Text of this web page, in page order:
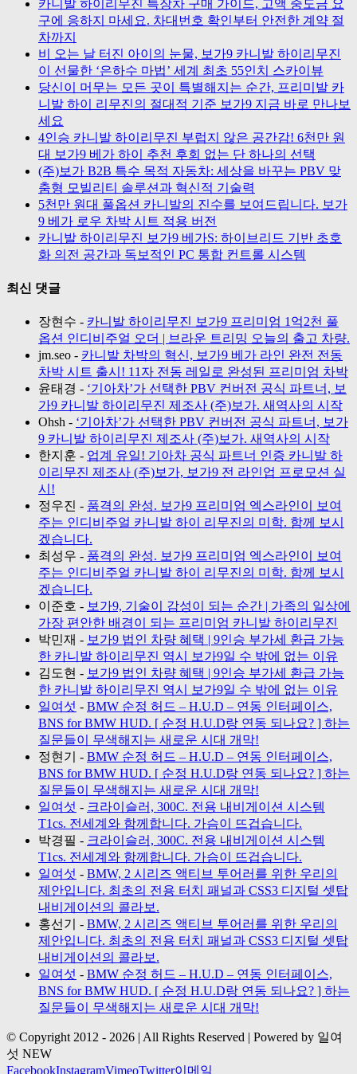
카니발 하이리무진 특장차 구매 가이드, 고액 중도금 요
구에 응하지 마세요. 차대번호 확인부터 안전한 계약 절
차까지
비 오는 날 터진 아이의 눈물, 보가9 카니발 하이리무진
이 선물한 ‘은하수 마법’ 세계 최초 55인치 스카이뷰
당신이 머무는 모든 곳이 특별해지는 순간, 프리미발 카
니발 하이 리무진의 절대적 기준 보가9 지금 바로 만나보
세요
4인승 카니발 하이리무진 부럽지 않은 공간감! 6천만 원
대 보가9 베가 하이 추천 후회 없는 단 하나의 선택
(주)보가 B2B 특수 목적 자동차: 세상을 바꾸는 PBV 맞
춤형 모빌리티 솔루션과 혁신적 기술력
5천만 원대 풀옵션 카니발의 진수를 보여드립니다. 보가
9 베가 로우 차박 시트 적용 버전
카니발 하이리무진 보가9 베가S: 하이브리드 기반 초호
화 의전 공간과 독보적인 PC 통합 컨트롤 시스템
최신 댓글
장현수 - 카니발 하이리무진 보가9 프리미엄 1억2천 풀
옵션 인디비주얼 오더 | 브라운 트리밍 오늘의 출고 차량.
jm.seo - 카니발 차박의 혁신, 보가9 베가 라인 완전 전동
차박 시트 출시! 11자 전동 레일로 완성된 프리미엄 차박
윤태경 - ‘기아차’가 선택한 PBV 컨버전 공식 파트너, 보
가9 카니발 하이리무진 제조사 (주)보가. 새역사의 시작
Ohsh - ‘기아차’가 선택한 PBV 컨버전 공식 파트너, 보가
9 카니발 하이리무진 제조사 (주)보가. 새역사의 시작
한지훈 - 업계 유일! 기아차 공식 파트너 인증 카니발 하
이리무진 제조사 (주)보가, 보가9 전 라인업 프로모션 실
시!
정우진 - 품격의 완성. 보가9 프리미엄 엑스라인이 보여
주는 인디비주얼 카니발 하이 리무진의 미학. 함께 보시
겠습니다.
최성우 - 품격의 완성. 보가9 프리미엄 엑스라인이 보여
주는 인디비주얼 카니발 하이 리무진의 미학. 함께 보시
겠습니다.
이준호 - 보가9, 기술이 감성이 되는 순간 | 가족의 일상에
가장 편안한 배경이 되는 프리미엄 카니발 하이리무진
박민재 - 보가9 법인 차량 혜택 | 9인승 부가세 환급 가능
한 카니발 하이리무진 역시 보가9일 수 밖에 없는 이유
김도현 - 보가9 법인 차량 혜택 | 9인승 부가세 환급 가능
한 카니발 하이리무진 역시 보가9일 수 밖에 없는 이유
일여섯 - BMW 순정 허드 – H.U.D – 연동 인터페이스,
BNS for BMW HUD. [ 순정 H.U.D랑 연동 되나요? ] 하는
질문들이 무색해지는 새로운 시대 개막!
정현기
- BMW 순정 허드 – H.U.D – 연동 인터페이스,
BNS for BMW HUD. [ 순정 H.U.D랑 연동 되나요? ] 하는
질문들이 무색해지는 새로운 시대 개막!
일여섯 - 크라이슬러, 300C. 전용 내비게이션 시스템
T1cs. 전세계와 함께합니다. 가슴이 뜨겁습니다.
박경필 - 크라이슬러, 300C. 전용 내비게이션 시스템
T1cs. 전세계와 함께합니다. 가슴이 뜨겁습니다.
일여섯 - BMW, 2 시리즈 액티브 투어러를 위한 우리의
제안입니다. 최초의 전용 터치 패널과 CSS3 디지털 셋탑
내비게이션의 콜라보.
홍선기
- BMW, 2 시리즈 액티브 투어러를 위한 우리의
제안입니다. 최초의 전용 터치 패널과 CSS3 디지털 셋탑
내비게이션의 콜라보.
일여섯 - BMW 순정 허드 – H.U.D – 연동 인터페이스,
BNS for BMW HUD. [ 순정 H.U.D랑 연동 되나요? ] 하는
질문들이 무색해지는 새로운 시대 개막!
© Copyright 2012 - 2026 | All Rights Reserved | Powered by 일여
섯 NEW
FacebookInstagramVimeoTwitter이메일